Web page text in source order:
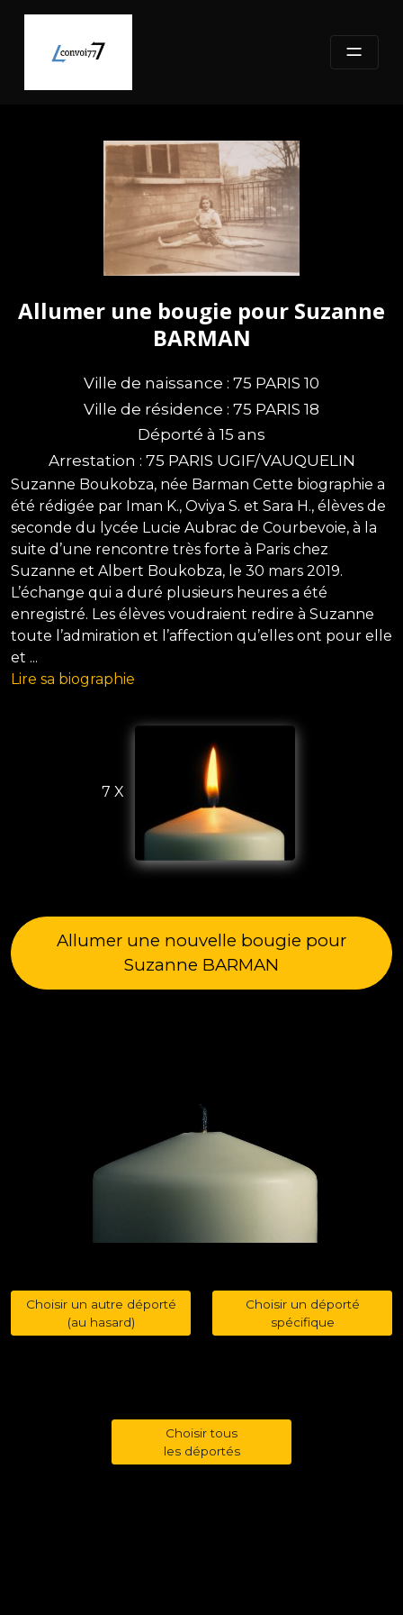
content
Allumer une bougie pour Suzanne
BARMAN
Ville de naissance : 75 PARIS 10
Ville de résidence : 75 PARIS 18
Déporté à 15 ans
Arrestation : 75 PARIS UGIF/VAUQUELIN
Suzanne Boukobza, née Barman Cette biographie a
été rédigée par Iman K., Oviya S. et Sara H., élèves de
seconde du lycée Lucie Aubrac de Courbevoie, à la
suite d’une rencontre très forte à Paris chez
Suzanne et Albert Boukobza, le 30 mars 2019.
L’échange qui a duré plusieurs heures a été
enregistré. Les élèves voudraient redire à Suzanne
toute l’admiration et l’affection qu’elles ont pour elle
et ...
Lire sa biographie
7 X
Allumer une nouvelle bougie pour
Suzanne BARMAN
Choisir un autre déporté
(au hasard)
Choisir un déporté
spécifique
Choisir tous
les déportés